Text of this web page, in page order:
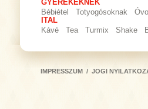
GYEREKEKNEK
Bébiétel
Totyogósoknak
ITAL
Kávé
Tea Turmix Shake
IMPRESSZUM / JOGI